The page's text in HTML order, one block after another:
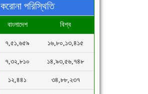
করোনা পরিস্থিতি
বাংলাদেশ বিশ্ব
৭,৫১,৬৫৯ ১৬,৮০,১৩,৪১৫
৭,৩২,৮১০ ১৪,৯৩,৫৬,৭৪৮
১২,৪৪১ ৩৪,৮৮,২৩৭